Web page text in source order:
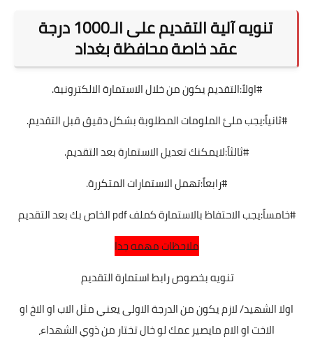
تنويه آلية التقديم على الـ1000 درجة
عقد خاصة محافظة بغداد
#اولاً:التقديم يكون من خلال الاستمارة الالكترونية.
#ثانياً:يجب ملئ الملومات المطلوبة بشكل دقيق قبل التقديم.
#ثالثاً:لايمكنك تعديل الاستمارة بعد التقديم.
#رابعاً:تهمل الاستمارات المتكررة.
#خامساً:يجب الاحتفاظ بالاستمارة كملف pdf الخاص بك بعد التقديم
ملاحظات مهمه جدا
تنويه بخصوص رابط استمارة التقديم
اولا الشهيد/ لازم يكون من الدرجة الاولى يعني مثل الاب او الاخ او
الاخت او الام مايصير عمك لو خال تختار من ذوي الشهداء،